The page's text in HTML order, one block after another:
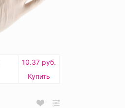
10.37 руб.
Купить